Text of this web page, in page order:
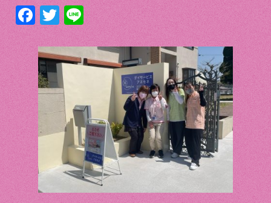
F
ac
e
b
o
o
k
T
w
itt
er
Li
n
e